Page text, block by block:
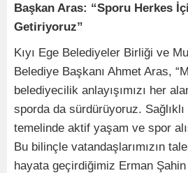
Başkan Aras: “Sporu Herkes
Getiriyoruz”
Kıyı Ege Belediyeler Birliği ve
Belediye Başkanı Ahmet Aras,
belediyecilik anlayışımızı her
sporda da sürdürüyoruz.
temelinde aktif yaşam ve spor
Bu bilinçle vatandaşlarımızın
hayata geçirdiğimiz Erman